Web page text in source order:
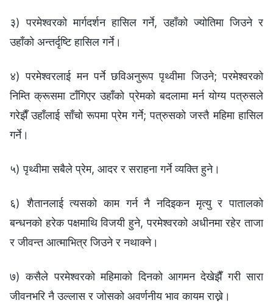
३) परमेश्‍वरको मार्गदर्शन हासिल गर्ने, उहाँको ज्योतिमा जिउने र
उहाँको अन्तर्दृष्टि हासिल गर्ने।
४) परमेश्‍वरलाई मन पर्ने छविअनुरूप पृथ्वीमा जिउने; परमेश्‍वरको
निम्ति क्रूसमा टाँगिएर उहाँको प्रेमको बदलामा मर्न योग्य पत्रुसले
गरेझैँ उहाँलाई साँचो रूपमा प्रेम गर्ने; पत्रुसको जस्तै महिमा हासिल
गर्ने।
५) पृथ्वीमा सबैले प्रेम, आदर र सराहना गर्ने व्यक्ति हुने।
६) शैतानलाई त्यसको काम गर्न नै नदिइकन मृत्यु र पातालको
बन्धनको हरेक पक्षमाथि विजयी हुने, परमेश्‍वरको अधीनमा रहेर ताजा
र जीवन्त आत्माभित्र जिउने र नथाक्ने।
७) कसैले परमेश्‍वरको महिमाको दिनको आगमन देखेझैँ गरी सारा
जीवनभरि नै उल्लास र जोसको अवर्णनीय भाव कायम राख्ने।